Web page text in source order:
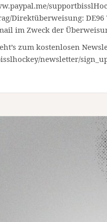
Direktüberweisung: DE96
im Zweck der
zum kostenlosen
newsletter/